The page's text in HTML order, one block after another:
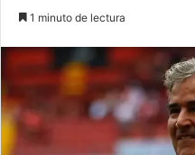
1 minuto de lectura